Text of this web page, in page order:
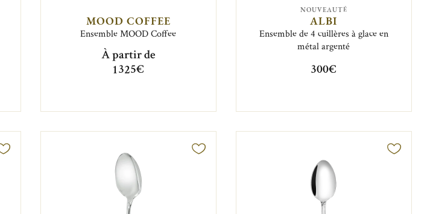
MOOD COFFEE
Ensemble MOOD Coffee
À partir de
1 325€
NOUVEAUTÉ
ALBI
Ensemble de 4 cuillères à glace en
métal argenté
300€